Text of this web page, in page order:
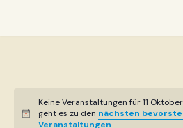
Zum
Hinweis
Keine Veranstaltungen für 11
geht es zu den nächsten
Veranstaltungen.